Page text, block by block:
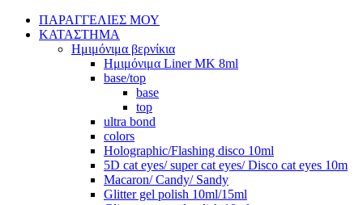
ΠΑΡΑΓΓΕΛΙΕΣ ΜΟΥ
ΚΑΤΑΣΤΗΜΑ
Ημιμόνιμα βερνίκια
Ημιμόνιμα Liner ΜΚ 8ml
base/top
base
top
ultra bond
colors
Holographic/Flashing disco 10ml
5D cat eyes/ super cat eyes/ Disco cat eyes 10m
Macaron/ Candy/ Sandy
Glitter gel polish 10ml/15ml